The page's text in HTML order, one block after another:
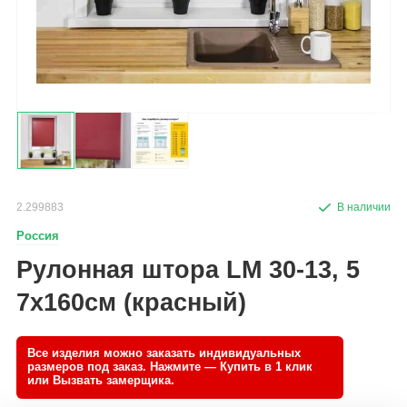
2.299883
Россия
Рулонная штора LM 30-13, 5
7х160см (красный)